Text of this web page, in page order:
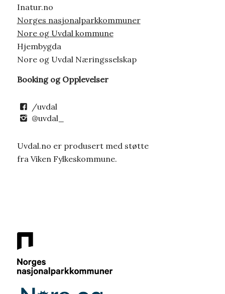
Inatur.no
Norges nasjonalparkkommuner
Nore og Uvdal kommune
Hjembygda
Nore og Uvdal Næringsselskap
Booking og Opplevelser
/uvdal
@uvdal_
Uvdal.no er produsert med støtte
fra Viken Fylkeskommune.